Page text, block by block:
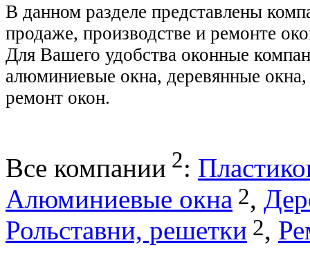
В данном разделе представлены
продаже, производстве и ремонте
Для Вашего удобства оконные
алюминиевые окна, деревянные
ремонт окон.
Все компании 2:
Алюминиевые окна 2,
Рольставни, решетки 2,